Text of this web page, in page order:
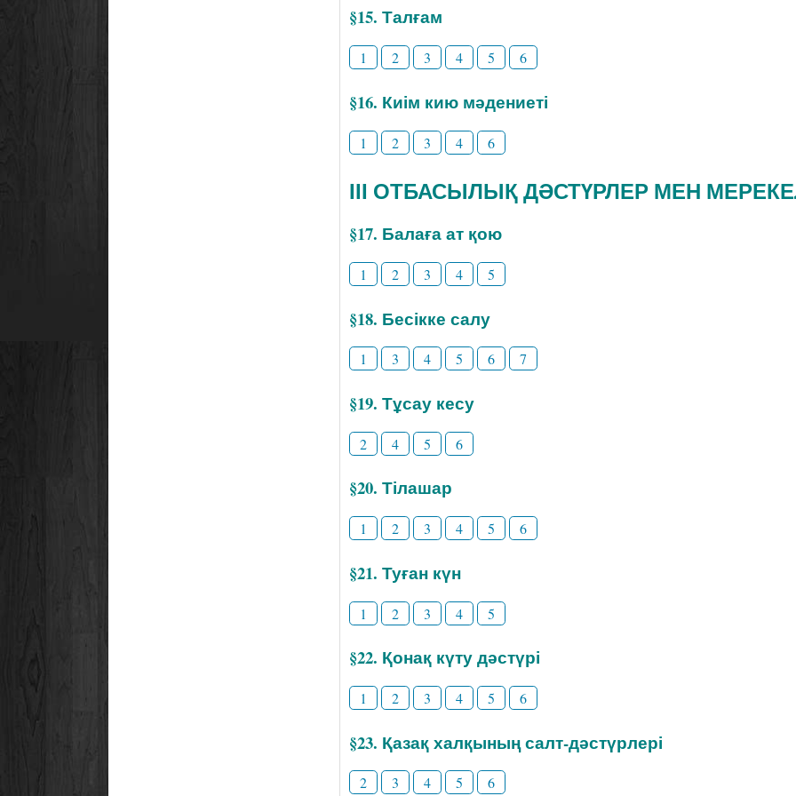
§15. Талғам
1 2 3 4 5 6
§16. Киім кию мәдениеті
1 2 3 4 6
ІІІ ОТБАСЫЛЫҚ ДӘСТҮРЛЕР МЕН
§17. Балаға ат қою
1 2 3 4 5
§18. Бесікке салу
1 3 4 5 6 7
§19. Тұсау кесу
2 4 5 6
§20. Тілашар
1 2 3 4 5 6
§21. Туған күн
1 2 3 4 5
§22. Қонақ күту дәстүрі
1 2 3 4 5 6
§23. Қазақ халқының салт-дәстүрлері
2 3 4 5 6